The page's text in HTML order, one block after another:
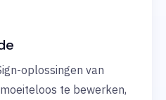
oplossingen van
te bewerken,